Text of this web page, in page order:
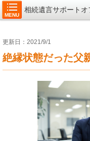
MENU
相続遺言サポート
更新日：2021/9/1
絶縁状態だった父